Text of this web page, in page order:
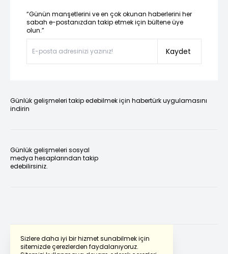
Sizlere daha iyi bir hizmet sunabilmek için
sitemizde çerezlerden faydalanıyoruz.
“Günün manşetlerini ve en çok okunan haberlerini her
sabah e-postanızdan takip etmek için bültene üye
olun.”
Kaydet
Günlük gelişmeleri takip edebilmek için habertürk uygulamasını
indirin
Günlük gelişmeleri sosyal
medya hesaplarından takip
edebilirsiniz.